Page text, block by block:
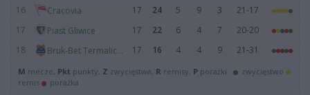
16
Cracovia 17 24 5 9 3
21-17
17
Piast Gliwice 17 22 6 4 7
20-20
18
Bruk-Bet Termalica Nieciecza 17 16 4 4 9 21-31
M mecze, Pkt punkty, Z zwycięstwa, R remisy, P porażki ·
zwycięstwo
remis
porażka